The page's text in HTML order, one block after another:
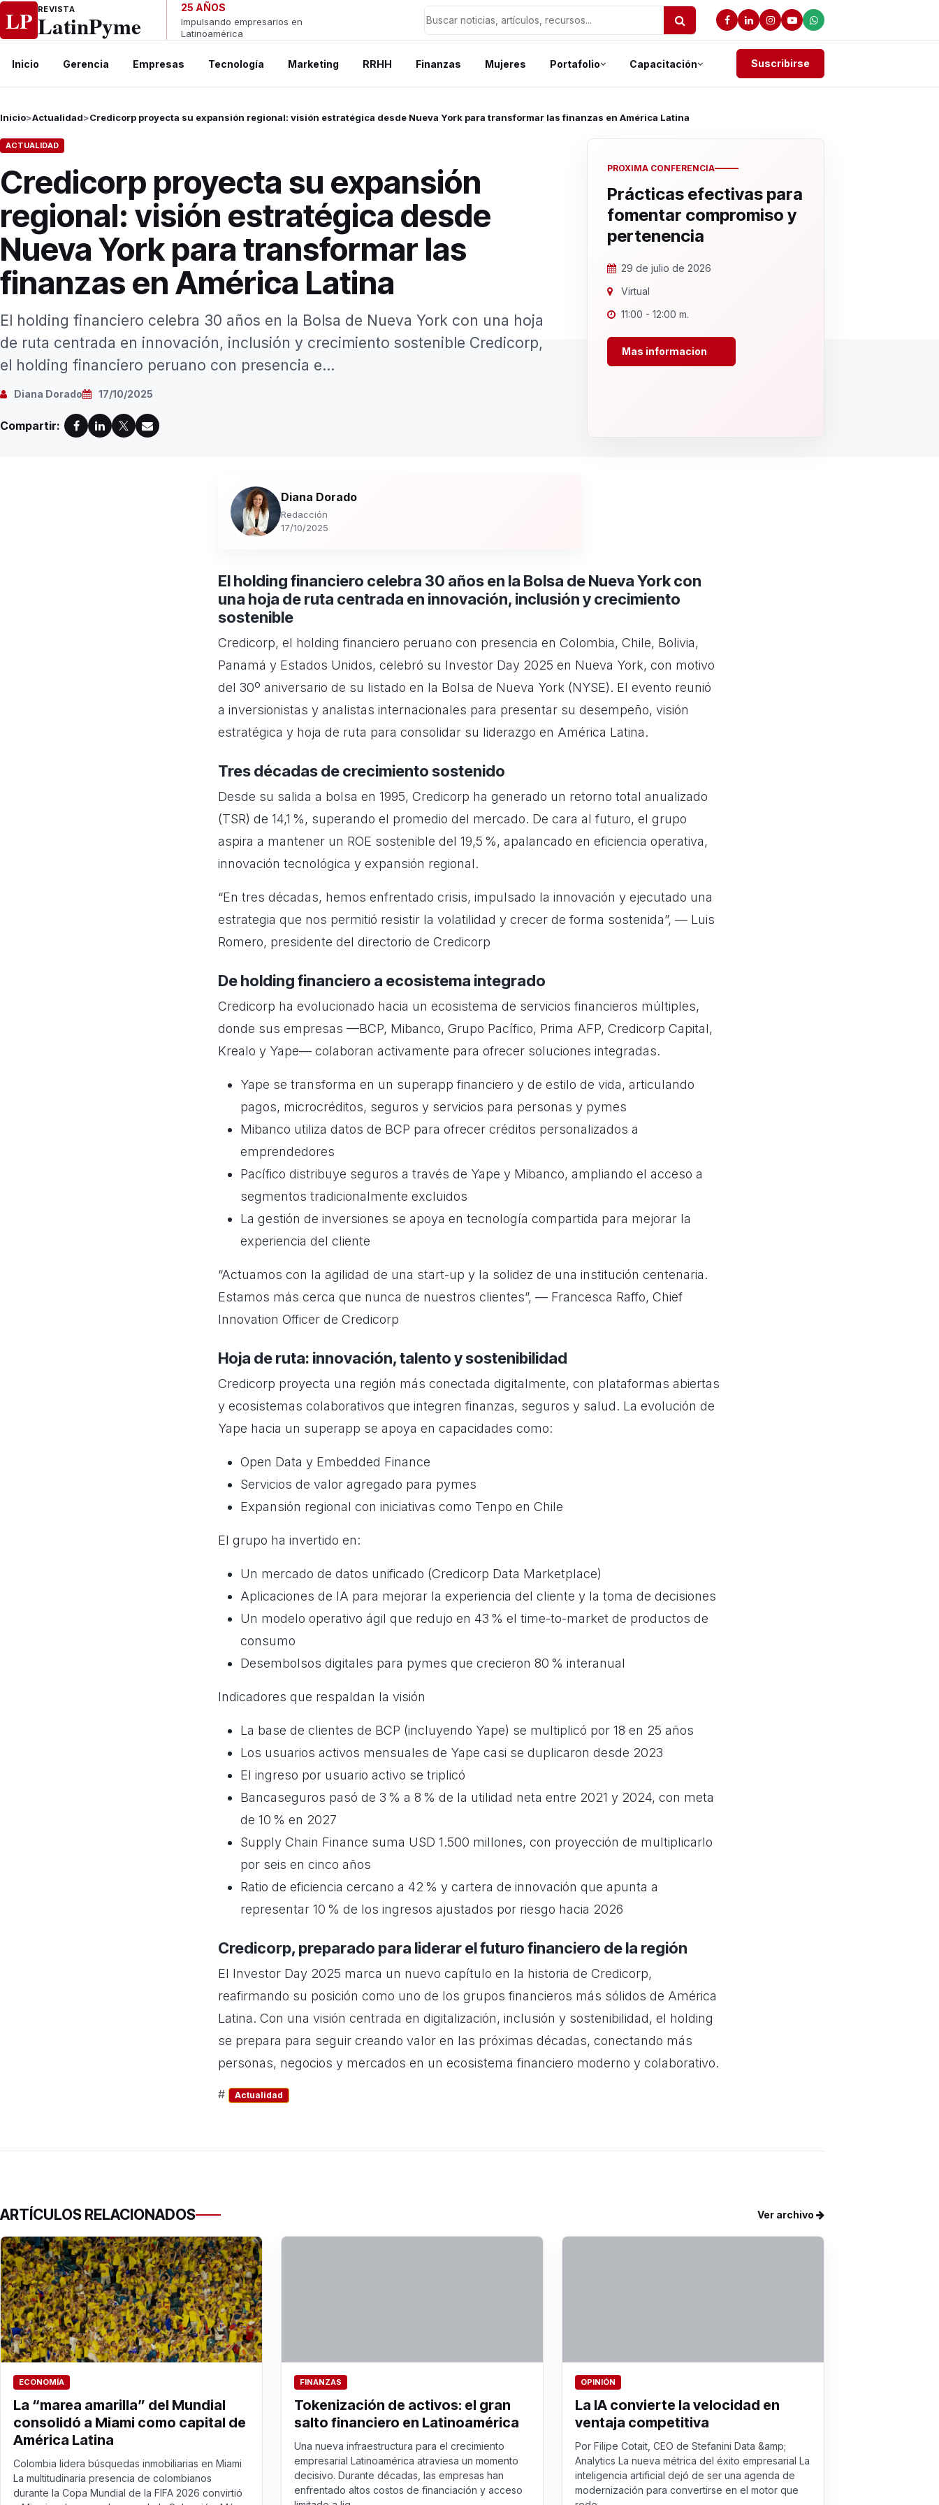
Ir al contenido
LP REVISTA
LatinPyme
25 AÑOS
Impulsando empresarios en
Latinoamérica
Inicio Gerencia Empresas Tecnología Marketing RRHH Finanzas Mujeres Portafolio Capacitación Suscribirse
Inicio>Actualidad>Credicorp proyecta su expansión regional: visión estratégica desde Nueva York para transformar las finanzas en América Latina
ACTUALIDAD
Credicorp proyecta su expansión
regional: visión estratégica desde
Nueva York para transformar las
finanzas en América Latina
El holding financiero celebra 30 años en la Bolsa de Nueva York con una hoja
de ruta centrada en innovación, inclusión y crecimiento sostenible Credicorp,
el holding financiero peruano con presencia e...
Diana Dorado 17/10/2025
Compartir:
PROXIMA CONFERENCIA
Prácticas efectivas para
fomentar compromiso y
pertenencia
29 de julio de 2026
Virtual
11:00 - 12:00 m.
Mas informacion
Diana Dorado
Redacción
17/10/2025
El holding financiero celebra 30 años en la Bolsa de Nueva York con
una hoja de ruta centrada en innovación, inclusión y crecimiento
sostenible
Credicorp, el holding financiero peruano con presencia en Colombia, Chile, Bolivia,
Panamá y Estados Unidos, celebró su Investor Day 2025 en Nueva York, con motivo
del 30º aniversario de su listado en la Bolsa de Nueva York (NYSE). El evento reunió
a inversionistas y analistas internacionales para presentar su desempeño, visión
estratégica y hoja de ruta para consolidar su liderazgo en América Latina.
Tres décadas de crecimiento sostenido
Desde su salida a bolsa en 1995, Credicorp ha generado un retorno total anualizado
(TSR) de 14,1 %, superando el promedio del mercado. De cara al futuro, el grupo
aspira a mantener un ROE sostenible del 19,5 %, apalancado en eficiencia operativa,
innovación tecnológica y expansión regional.
“En tres décadas, hemos enfrentado crisis, impulsado la innovación y ejecutado una
estrategia que nos permitió resistir la volatilidad y crecer de forma sostenida”, — Luis
Romero, presidente del directorio de Credicorp
De holding financiero a ecosistema integrado
Credicorp ha evolucionado hacia un ecosistema de servicios financieros múltiples,
donde sus empresas —BCP, Mibanco, Grupo Pacífico, Prima AFP, Credicorp Capital,
Krealo y Yape— colaboran activamente para ofrecer soluciones integradas.
Yape se transforma en un superapp financiero y de estilo de vida, articulando
pagos, microcréditos, seguros y servicios para personas y pymes
Mibanco utiliza datos de BCP para ofrecer créditos personalizados a
emprendedores
Pacífico distribuye seguros a través de Yape y Mibanco, ampliando el acceso a
segmentos tradicionalmente excluidos
La gestión de inversiones se apoya en tecnología compartida para mejorar la
experiencia del cliente
“Actuamos con la agilidad de una start-up y la solidez de una institución centenaria.
Estamos más cerca que nunca de nuestros clientes”, — Francesca Raffo, Chief
Innovation Officer de Credicorp
Hoja de ruta: innovación, talento y sostenibilidad
Credicorp proyecta una región más conectada digitalmente, con plataformas abiertas
y ecosistemas colaborativos que integren finanzas, seguros y salud. La evolución de
Yape hacia un superapp se apoya en capacidades como:
Open Data y Embedded Finance
Servicios de valor agregado para pymes
Expansión regional con iniciativas como Tenpo en Chile
El grupo ha invertido en:
Un mercado de datos unificado (Credicorp Data Marketplace)
Aplicaciones de IA para mejorar la experiencia del cliente y la toma de decisiones
Un modelo operativo ágil que redujo en 43 % el time-to-market de productos de
consumo
Desembolsos digitales para pymes que crecieron 80 % interanual
Indicadores que respaldan la visión
La base de clientes de BCP (incluyendo Yape) se multiplicó por 18 en 25 años
Los usuarios activos mensuales de Yape casi se duplicaron desde 2023
El ingreso por usuario activo se triplicó
Bancaseguros pasó de 3 % a 8 % de la utilidad neta entre 2021 y 2024, con meta
de 10 % en 2027
Supply Chain Finance suma USD 1.500 millones, con proyección de multiplicarlo
por seis en cinco años
Ratio de eficiencia cercano a 42 % y cartera de innovación que apunta a
representar 10 % de los ingresos ajustados por riesgo hacia 2026
Credicorp, preparado para liderar el futuro financiero de la región
El Investor Day 2025 marca un nuevo capítulo en la historia de Credicorp,
reafirmando su posición como uno de los grupos financieros más sólidos de América
Latina. Con una visión centrada en digitalización, inclusión y sostenibilidad, el holding
se prepara para seguir creando valor en las próximas décadas, conectando más
personas, negocios y mercados en un ecosistema financiero moderno y colaborativo.
# Actualidad
ARTÍCULOS RELACIONADOS Ver archivo
ECONOMÍA
La “marea amarilla” del Mundial
consolidó a Miami como capital de
América Latina
Colombia lidera búsquedas inmobiliarias en Miami
La multitudinaria presencia de colombianos
durante la Copa Mundial de la FIFA 2026 convirtió
FINANZAS
Tokenización de activos: el gran
salto financiero en Latinoamérica
Una nueva infraestructura para el crecimiento
empresarial Latinoamérica atraviesa un momento
decisivo. Durante décadas, las empresas han
enfrentado altos costos de financiación y acceso
OPINIÓN
La IA convierte la velocidad en
ventaja competitiva
Por Filipe Cotait, CEO de Stefanini Data &amp;
Analytics La nueva métrica del éxito empresarial La
inteligencia artificial dejó de ser una agenda de
modernización para convertirse en el motor que